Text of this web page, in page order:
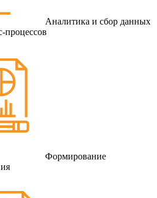
Аналитика и сбор данных
процессов
Формирование